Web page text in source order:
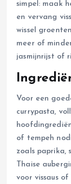
simpel: maak
en vervang
wissel
meer of
jasmijnrijst of
Voor een
currypasta,
of tempeh
zoals paprika,
Thaise
voor vissaus of